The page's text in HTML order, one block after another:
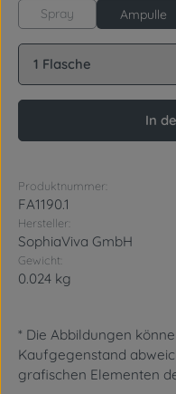
Spray Ampulle
Produkt Anzahl: Gib
In
Produktnummer:
FA1190.1
Hersteller:
SophiaViva GmbH
Gewicht:
0.024 kg
* Die Abbildungen
Kaufgegenstand
grafischen Elementen